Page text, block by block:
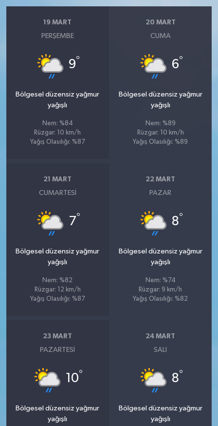
19 MART
PERŞEMBE
9°
Bölgesel düzensiz yağmur
yağışlı
Nem: %84
Rüzgar: 10 km/h
Yağış Olasılığı: %87
20 MART
CUMA
6°
Bölgesel düzensiz yağmur
yağışlı
Nem: %89
Rüzgar: 10 km/h
Yağış Olasılığı: %89
21 MART
CUMARTESI
7°
Bölgesel düzensiz yağmur
yağışlı
Nem: %82
Rüzgar: 12 km/h
Yağış Olasılığı: %87
22 MART
PAZAR
8°
Bölgesel düzensiz yağmur
yağışlı
Nem: %74
Rüzgar: 9 km/h
Yağış Olasılığı: %82
23 MART
PAZARTESI
10°
Bölgesel düzensiz yağmur
yağışlı
24 MART
SALI
8°
Bölgesel düzensiz yağmur
yağışlı